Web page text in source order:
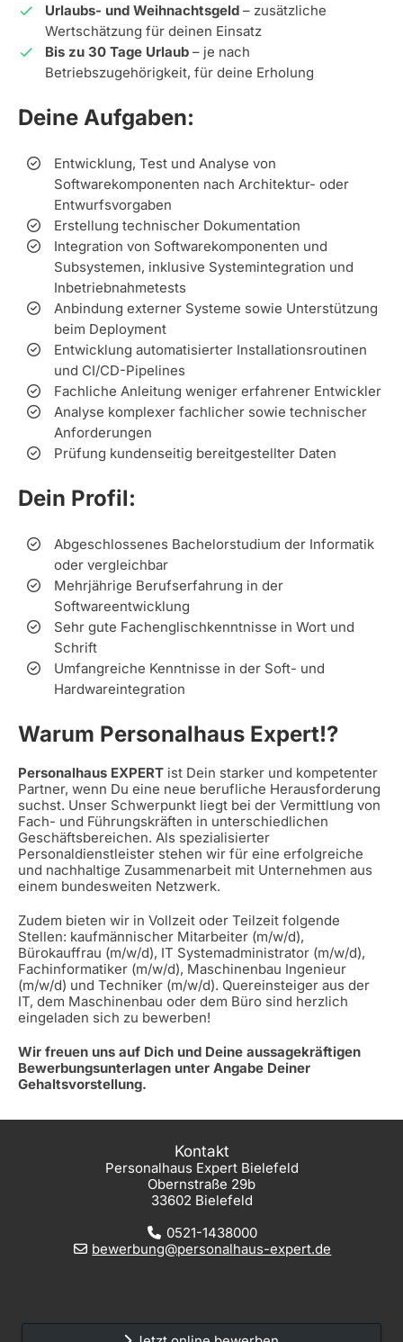
Urlaubs- und Weihnachtsgeld – zusätzliche
Wertschätzung für deinen Einsatz
Bis zu 30 Tage Urlaub – je nach
Betriebszugehörigkeit, für deine Erholung
Deine Aufgaben:
Entwicklung, Test und Analyse von
Softwarekomponenten nach Architektur- oder
Entwurfsvorgaben
Erstellung technischer Dokumentation
Integration von Softwarekomponenten und
Subsystemen, inklusive Systemintegration und
Inbetriebnahmetests
Anbindung externer Systeme sowie Unterstützung
beim Deployment
Entwicklung automatisierter Installationsroutinen
und CI/CD-Pipelines
Fachliche Anleitung weniger erfahrener Entwickler
Analyse komplexer fachlicher sowie technischer
Anforderungen
Prüfung kundenseitig bereitgestellter Daten
Dein Profil:
Abgeschlossenes Bachelorstudium der Informatik
oder vergleichbar
Mehrjährige Berufserfahrung in der
Softwareentwicklung
Sehr gute Fachenglischkenntnisse in Wort und
Schrift
Umfangreiche Kenntnisse in der Soft- und
Hardwareintegration
Warum Personalhaus Expert!?
Personalhaus EXPERT ist Dein starker und kompetenter
Partner, wenn Du eine neue berufliche Herausforderung
suchst. Unser Schwerpunkt liegt bei der Vermittlung von
Fach- und Führungskräften in unterschiedlichen
Geschäftsbereichen. Als spezialisierter
Personaldienstleister stehen wir für eine erfolgreiche
und nachhaltige Zusammenarbeit mit Unternehmen aus
einem bundesweiten Netzwerk.
Zudem bieten wir in Vollzeit oder Teilzeit folgende
Stellen: kaufmännischer Mitarbeiter (m/w/d),
Bürokauffrau (m/w/d), IT Systemadministrator (m/w/d),
Fachinformatiker (m/w/d), Maschinenbau Ingenieur
(m/w/d) und Techniker (m/w/d). Quereinsteiger aus der
IT, dem Maschinenbau oder dem Büro sind herzlich
eingeladen sich zu bewerben!
Wir freuen uns auf Dich und Deine aussagekräftigen
Bewerbungsunterlagen unter Angabe Deiner
Gehaltsvorstellung.
Kontakt
Personalhaus Expert Bielefeld
Obernstraße 29b
33602 Bielefeld
0521-1438000
bewerbung@personalhaus-expert.de